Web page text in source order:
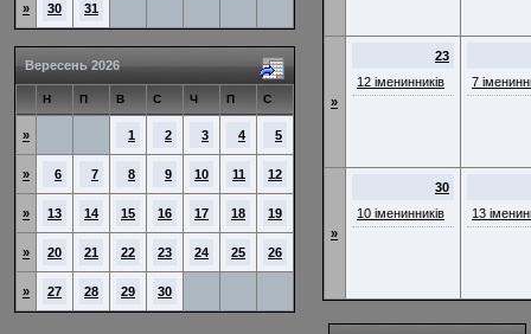
» 30 31
Вересень 2026
Н П В С Ч П С
» 1 2 3 4 5
» 6 7 8 9 10 11 12
» 13 14 15 16 17 18 19
» 20 21 22 23 24 25 26
» 27 28 29 30
»
23
12 іменинників
7
»
30
10 іменинників
13